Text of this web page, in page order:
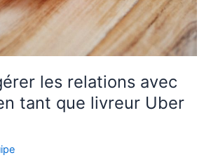
les relations avec
tant que livreur Uber